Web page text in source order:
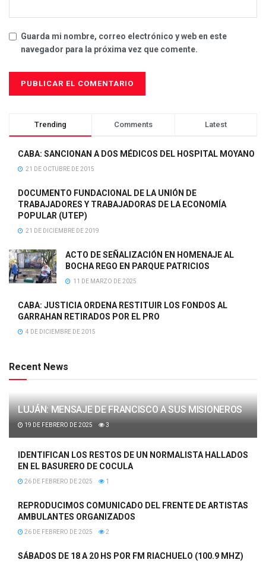
Guarda mi nombre, correo electrónico y web en este
navegador para la próxima vez que comente.
Trending Comments Latest
CABA: SANCIONAN A DOS MÉDICOS DEL HOSPITAL MOYANO
21 DE OCTUBRE DE 2015
DOCUMENTO FUNDACIONAL DE LA UNIÓN DE
TRABAJADORES Y TRABAJADORAS DE LA ECONOMÍA
POPULAR (UTEP)
21 DE DICIEMBRE DE 2019
ACTO DE SEÑALIZACIÓN EN HOMENAJE AL
BOCHA REGO EN PARQUE PATRICIOS
11 DE MARZO DE 2025
CABA: JUSTICIA ORDENA RESTITUIR LOS FONDOS AL
GARRAHAN RETIRADOS POR EL PRO
4 DE DICIEMBRE DE 2015
Recent News
LUJÁN: MENSAJE DE FRANCISCO A SUS MISIONEROS
19 DE FEBRERO DE 2025 3
IDENTIFICAN LOS RESTOS DE UN NORMALISTA HALLADOS
EN EL BASURERO DE COCULA
26 DE FEBRERO DE 2025 1
REPRODUCIMOS COMUNICADO DEL FRENTE DE ARTISTAS
AMBULANTES ORGANIZADOS
26 DE FEBRERO DE 2025 2
SÁBADOS DE 18 A 20 HS POR FM RIACHUELO (100.9 MHZ)